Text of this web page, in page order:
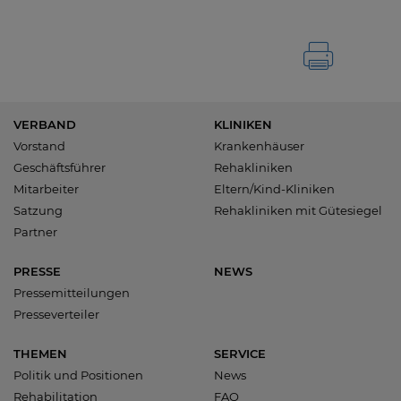
VERBAND
Vorstand
Geschäftsführer
Mitarbeiter
Satzung
Partner
KLINIKEN
Krankenhäuser
Rehakliniken
Eltern/Kind-Kliniken
Rehakliniken mit Gütesiegel
PRESSE
Pressemitteilungen
Presseverteiler
NEWS
THEMEN
Politik und Positionen
Rehabilitation
SERVICE
News
FAQ